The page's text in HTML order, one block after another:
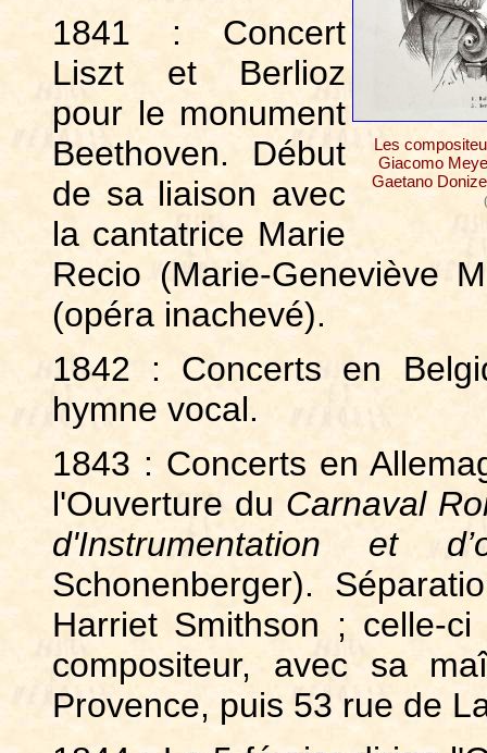
Les
Giacomo
Gaetano
1841 : Concert
Liszt et Berlioz
pour le monument
Beethoven. Début
de sa liaison avec
la cantatrice Marie
Recio (Marie-Geneviève
(opéra inachevé).
1842 : Concerts en
hymne vocal.
1843 : Concerts en
l'Ouverture du Carnaval
d'Instrumentation et
Schonenberger).
Harriet Smithson ; celle-
compositeur, avec sa
Provence, puis 53 rue de